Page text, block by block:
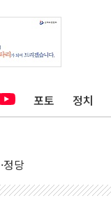
포토 정치
정당